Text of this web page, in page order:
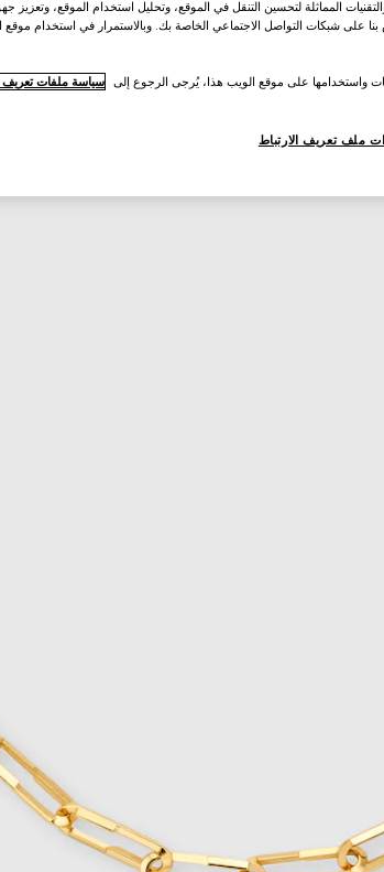
المماثلة لتحسين التنقل في الموقع، وتحليل استخدام الموقع، وتعزيز
على شبكات التواصل الاجتماعي الخاصة بك. وبالاستمرار في استخدام موقع
واستخدامها على موقع الويب هذا، يُرجى الرجوع إلى سياسة ملفات تعريف
ملف تعريف الارتباط